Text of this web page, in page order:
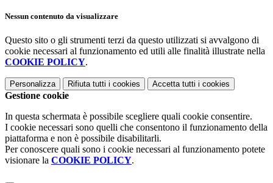
Nessun contenuto da visualizzare
Questo sito o gli strumenti terzi da questo utilizzati si avvalgono di
cookie necessari al funzionamento ed utili alle finalità illustrate nella
COOKIE POLICY.
Personalizza Rifiuta tutti i cookies Accetta tutti i cookies
Gestione cookie
In questa schermata è possibile scegliere quali cookie consentire.
I cookie necessari sono quelli che consentono il funzionamento della
piattaforma e non è possibile disabilitarli.
Per conoscere quali sono i cookie necessari al funzionamento potete
visionare la COOKIE POLICY.